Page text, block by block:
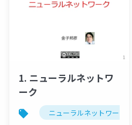
1. ニューラルネットワ
ーク
ニューラルネットワーク